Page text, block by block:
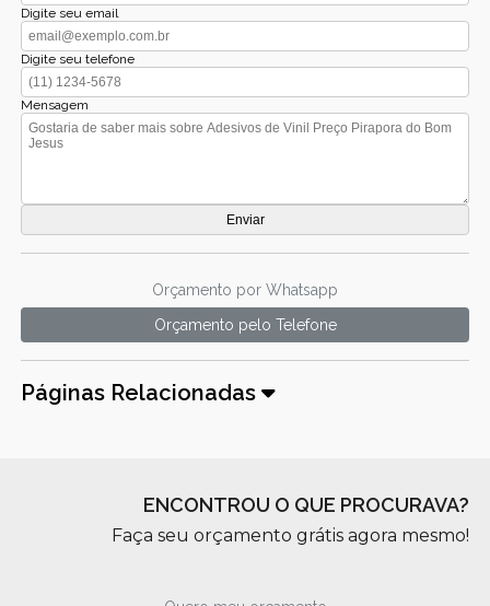
Digite seu email
Digite seu telefone
Mensagem
Orçamento por Whatsapp
Orçamento pelo Telefone
Páginas Relacionadas
ENCONTROU O QUE PROCURAVA?
Faça seu orçamento grátis agora mesmo!